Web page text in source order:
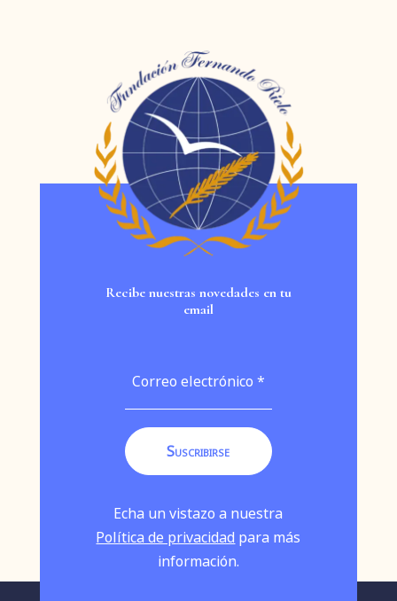
Recibe nuestras novedades en tu
email
Echa un vistazo a nuestra
Política de privacidad para más
información.